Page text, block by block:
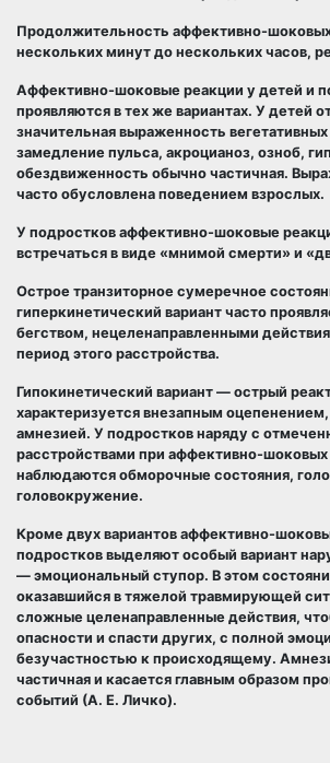
Продолжительность аффективно-
нескольких минут до нескольких часов,
Аффективно-шоковые реакции у детей и
проявляются в тех же вариантах. У детей
значительная выраженность
замедление пульса, акроцианоз, озноб,
обездвиженность обычно частичная.
часто обусловлена поведением взрослых.
У подростков аффективно-шоковые
встречаться в виде «мнимой смерти» и
Острое транзиторное сумеречное
гиперкинетический вариант часто
бегством, нецеленаправленными
период этого расстройства.
Гипокинетический вариант — острый
характеризуется внезапным
амнезией. У подростков наряду с
расстройствами при аффективно-шоковых
наблюдаются обморочные состояния,
головокружение.
Кроме двух вариантов аффективно-
подростков выделяют особый вариант
— эмоциональный ступор. В этом
оказавшийся в тяжелой травмирующей
сложные целенаправленные действия,
опасности и спасти других, с полной
безучастностью к происходящему.
частичная и касается главным образом
событий (А. Е. Личко).